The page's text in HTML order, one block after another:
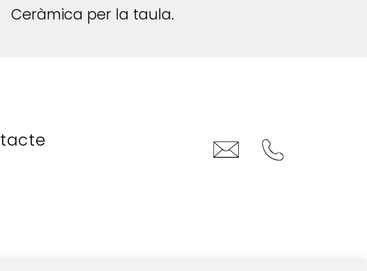
Ceràmica per la taula.